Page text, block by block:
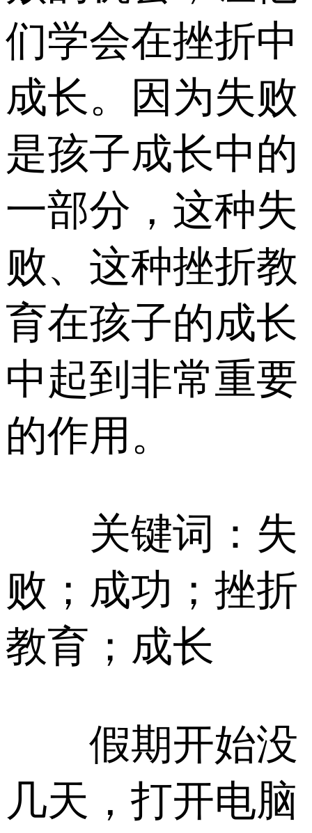
们学会在挫折中
成长。因为失败
是孩子成长中的
一部分，这种失
败、这种挫折教
育在孩子的成长
中起到非常重要
的作用。
关键词：失
败；成功；挫折
教育；成长
假期开始没
几天，打开电脑